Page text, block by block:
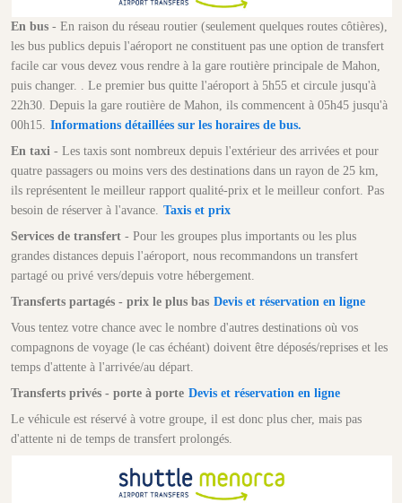
En bus - En raison du réseau routier (seulement quelques routes côtières),
les bus publics depuis l'aéroport ne constituent pas une option de transfert
facile car vous devez vous rendre à la gare routière principale de Mahon,
puis changer. . Le premier bus quitte l'aéroport à 5h55 et circule jusqu'à
22h30. Depuis la gare routière de Mahon, ils commencent à 05h45 jusqu'à
00h15. Informations détaillées sur les horaires de bus.
En taxi - Les taxis sont nombreux depuis l'extérieur des arrivées et pour
quatre passagers ou moins vers des destinations dans un rayon de 25 km,
ils représentent le meilleur rapport qualité-prix et le meilleur confort. Pas
besoin de réserver à l'avance. Taxis et prix
Services de transfert - Pour les groupes plus importants ou les plus
grandes distances depuis l'aéroport, nous recommandons un transfert
partagé ou privé vers/depuis votre hébergement.
Transferts partagés - prix le plus bas Devis et réservation en ligne
Vous tentez votre chance avec le nombre d'autres destinations où vos
compagnons de voyage (le cas échéant) doivent être déposés/reprises et les
temps d'attente à l'arrivée/au départ.
Transferts privés - porte à porte Devis et réservation en ligne
Le véhicule est réservé à votre groupe, il est donc plus cher, mais pas
d'attente ni de temps de transfert prolongés.